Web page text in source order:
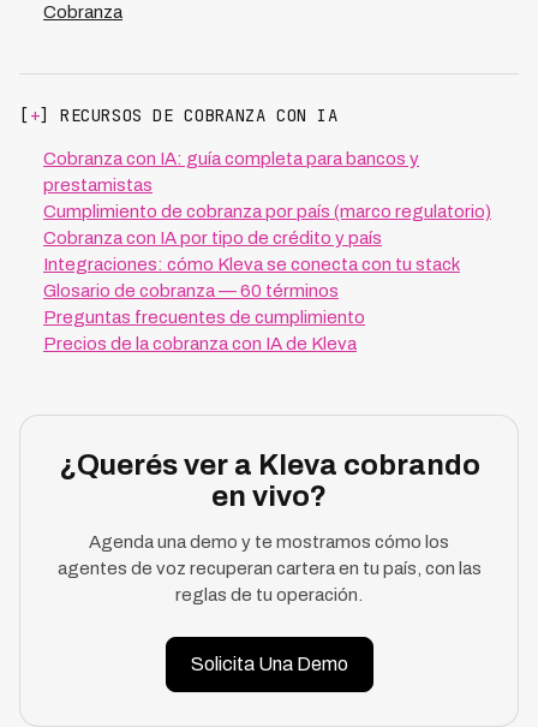
Cobranza
[ +] RECURSOS DE COBRANZA CON IA
Cobranza con IA: guía completa para bancos y
prestamistas
Cumplimiento de cobranza por país (marco regulatorio)
Cobranza con IA por tipo de crédito y país
Integraciones: cómo Kleva se conecta con tu stack
Glosario de cobranza — 60 términos
Preguntas frecuentes de cumplimiento
Precios de la cobranza con IA de Kleva
¿Querés ver a Kleva cobrando
en vivo?
Agenda una demo y te mostramos cómo los
agentes de voz recuperan cartera en tu país, con las
reglas de tu operación.
Solicita Una Demo